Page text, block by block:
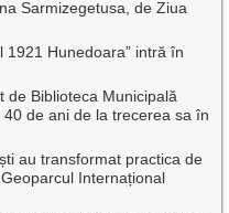
Sarmizegetusa, de Ziua
1921 Hunedoara” intră în
de Biblioteca Municipală
40 de ani de la trecerea sa în
au transformat practica de
Internațional